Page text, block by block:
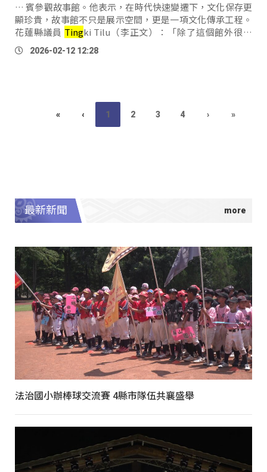
… 賓參觀故事館。他表示，在時代快速變遷下，文化保存更
顯珍貴，故事館不只是展示空間，更是一項文化傳承工程。
花蓮縣議員 Tingki Tilu（李正文）：「除了這個館外很重
要，要讓我們世世代代的這個鄉親，跟我們的這個後代，能
夠知道我們吉安鄉七腳川有這樣 …
2026-02-12 12:28
« ‹ 1 2 3 4 › »
最新新聞
法治國小辦棒球交流賽 4縣市隊伍共襄盛舉